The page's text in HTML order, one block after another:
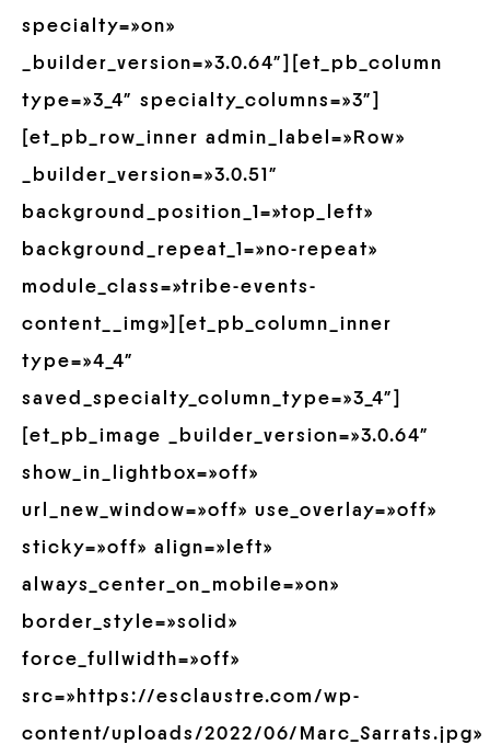
specialty=»on»
_builder_version=»3.0.64″][et_pb_column
type=»3_4″ specialty_columns=»3″]
[et_pb_row_inner admin_label=»Row»
_builder_version=»3.0.51″
background_position_1=»top_left»
background_repeat_1=»no-repeat»
module_class=»tribe-events-
content__img»][et_pb_column_inner
type=»4_4″
saved_specialty_column_type=»3_4″]
[et_pb_image _builder_version=»3.0.64″
show_in_lightbox=»off»
url_new_window=»off» use_overlay=»off»
sticky=»off» align=»left»
always_center_on_mobile=»on»
border_style=»solid»
force_fullwidth=»off»
src=»https://esclaustre.com/wp-
content/uploads/2022/06/Marc_Sarrats.jpg»